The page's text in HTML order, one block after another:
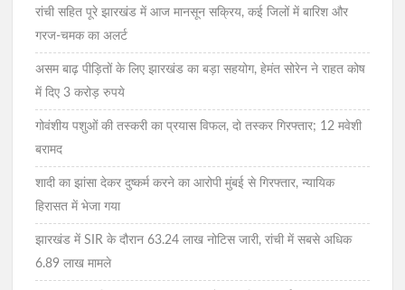
रांची सहित पूरे झारखंड में आज मानसून सक्रिय, कई जिलों में बारिश और
गरज-चमक का अलर्ट
असम बाढ़ पीड़ितों के लिए झारखंड का बड़ा सहयोग, हेमंत सोरेन ने राहत कोष
में दिए 3 करोड़ रुपये
गोवंशीय पशुओं की तस्करी का प्रयास विफल, दो तस्कर गिरफ्तार; 12 मवेशी
बरामद
शादी का झांसा देकर दुष्कर्म करने का आरोपी मुंबई से गिरफ्तार, न्यायिक
हिरासत में भेजा गया
झारखंड में SIR के दौरान 63.24 लाख नोटिस जारी, रांची में सबसे अधिक
6.89 लाख मामले